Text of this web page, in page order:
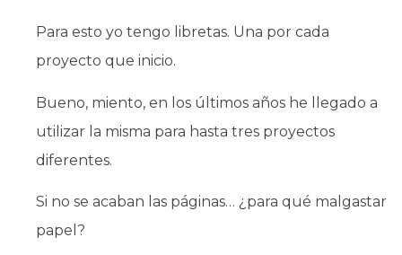
Para esto yo tengo libretas. Una por cada
proyecto que inicio.
Bueno, miento, en los últimos años he llegado a
utilizar la misma para hasta tres proyectos
diferentes.
Si no se acaban las páginas… ¿para qué malgastar
papel?